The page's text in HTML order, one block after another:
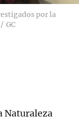
por la
GC
Naturaleza